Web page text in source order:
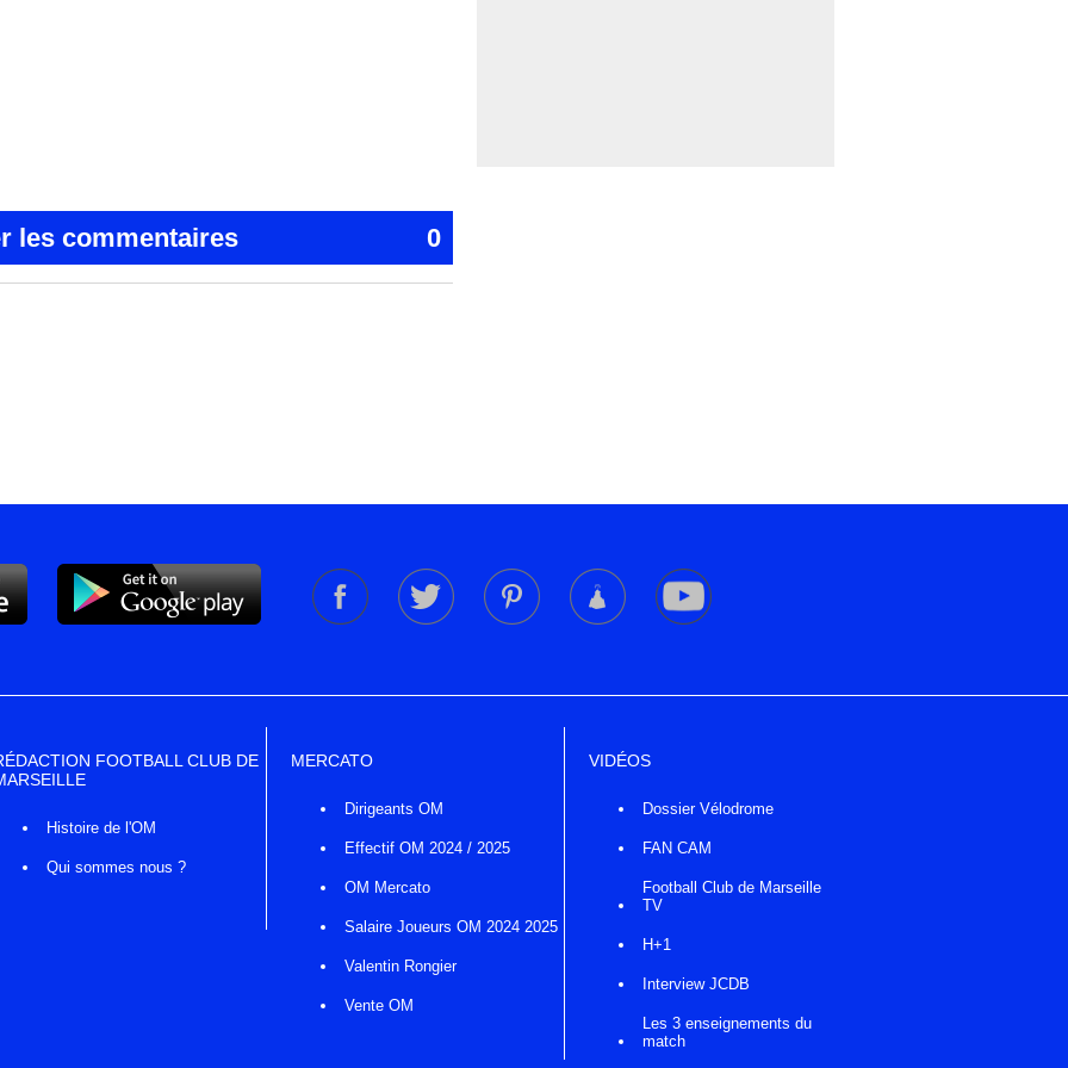
les commentaires 0
FOOTBALL CLUB DE
Histoire de l'OM
Qui sommes nous ?
MERCATO
Dirigeants OM
Effectif OM 2024 / 2025
OM Mercato
Salaire Joueurs OM 2024 2025
Valentin Rongier
Vente OM
VIDÉOS
Dossier Vélodrome
FAN CAM
Football Club de Marseille
TV
H+1
Interview JCDB
Les 3 enseignements du
match